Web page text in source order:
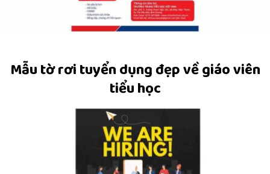
Mẫu tờ rơi tuyển dụng đẹp về giáo viên
tiểu học